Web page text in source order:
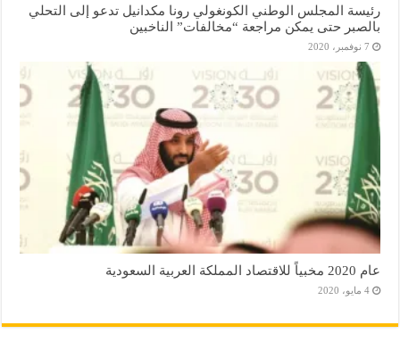
رئيسة المجلس الوطني الكونغولي رونا مكدانيل تدعو إلى التحلي
بالصبر حتى يمكن مراجعة “مخالفات” الناخبين
7 نوفمبر، 2020
عام 2020 مخبياً للاقتصاد المملكة العربية السعودية
4 مايو، 2020